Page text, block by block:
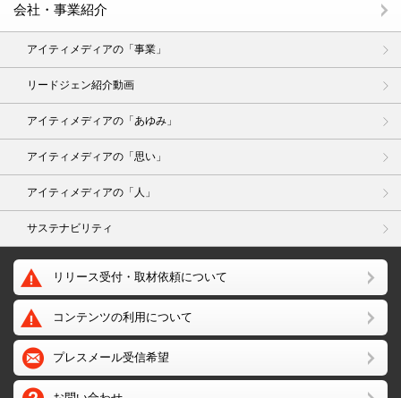
会社・事業紹介
アイティメディアの「事業」
リードジェン紹介動画
アイティメディアの「あゆみ」
アイティメディアの「思い」
アイティメディアの「人」
サステナビリティ
リリース受付・取材依頼について
コンテンツの利用について
プレスメール受信希望